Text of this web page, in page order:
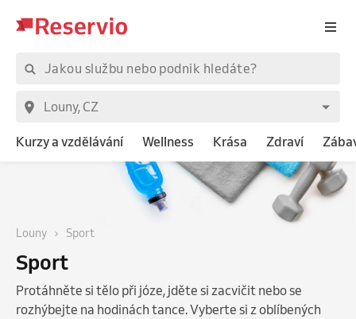
Kurzy a vzdělávání Wellness Krása Zdraví
Louny Sport
Sport
Protáhněte si tělo při józe, jděte si zacvičit nebo se
rozhýbejte na hodinách tance. Vyberte si z oblíbených